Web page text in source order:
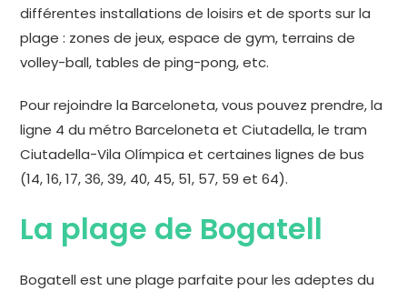
différentes installations de loisirs et de sports sur la
plage : zones de jeux, espace de gym, terrains de
volley-ball, tables de ping-pong, etc.
Pour rejoindre la Barceloneta, vous pouvez prendre, la
ligne 4 du métro Barceloneta et Ciutadella, le tram
Ciutadella-Vila Olímpica et certaines lignes de bus
(14, 16, 17, 36, 39, 40, 45, 51, 57, 59 et 64).
La plage de Bogatell
Bogatell est une plage parfaite pour les adeptes du